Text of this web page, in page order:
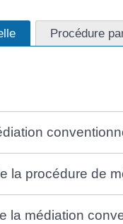
Procédure
la procédure de
la médiation